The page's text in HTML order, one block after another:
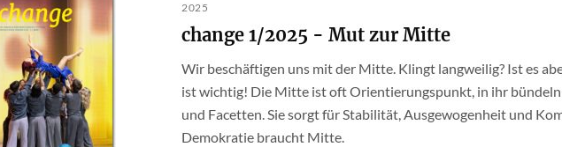
2025
change 1/2025 - Mut zur Mitte
Wir beschäftigen uns mit der Mitte. Klingt langweilig? Ist es
ist wichtig! Die Mitte ist oft Orientierungspunkt, in ihr bündeln
und Facetten. Sie sorgt für Stabilität, Ausgewogenheit und
Demokratie braucht Mitte.